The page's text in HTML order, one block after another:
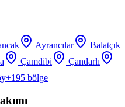
Ayrancılar
Balatçık
Çamdibi
Çandarlı
+195 bölge